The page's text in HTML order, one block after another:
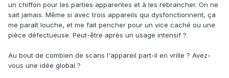
un chiffon pour les parties apparentes et à les rebrancher. On ne
sait jamais. Même si avec trois appareils qui dysfonctionnent, ça
me paraît louche, et me fait pencher pour un vice caché ou une
pièce défectueuse. Peut-être après un usage intensif ?
Au bout de combien de scans l'appareil part-il en vrille ? Avez-
vous une idée global ?